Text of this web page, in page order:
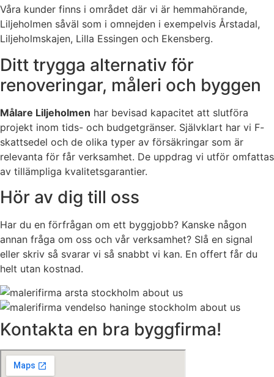
Våra kunder finns i området där vi är hemmahörande,
Liljeholmen såväl som i omnejden i exempelvis Årstadal,
Liljeholmskajen, Lilla Essingen och Ekensberg.
Ditt trygga alternativ för
renoveringar, måleri och byggen
Målare Liljeholmen har bevisad kapacitet att slutföra
projekt inom tids- och budgetgränser. Självklart har vi F-
skattsedel och de olika typer av försäkringar som är
relevanta för får verksamhet. De uppdrag vi utför omfattas
av tillämpliga kvalitetsgarantier.
Hör av dig till oss
Har du en förfrågan om ett byggjobb? Kanske någon
annan fråga om oss och vår verksamhet? Slå en signal
eller skriv så svarar vi så snabbt vi kan. En offert får du
helt utan kostnad.
Kontakta en bra byggfirma!